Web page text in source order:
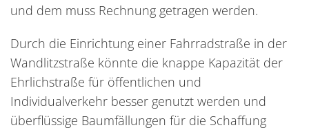
und dem muss Rechnung getragen werden.
Durch die Einrichtung einer Fahrradstraße in der
Wandlitzstraße könnte die knappe Kapazität der
Ehrlichstraße für öffentlichen und
Individualverkehr besser genutzt werden und
überflüssige Baumfällungen für die Schaffung